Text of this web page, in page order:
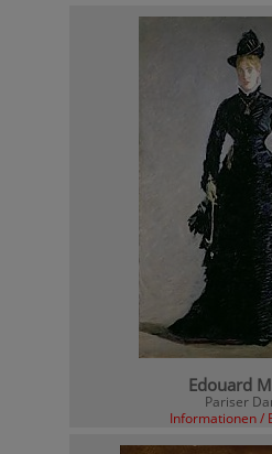
Edouard
Pariser
Informationen /